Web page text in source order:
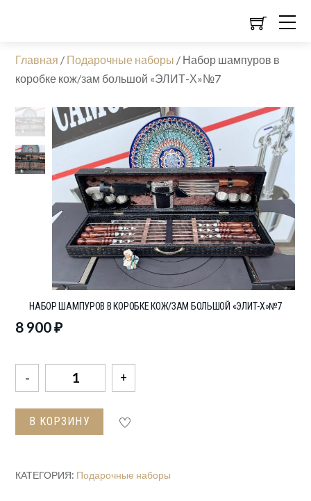
Главная / Подарочные наборы / Набор шампуров в
коробке кож/зам большой «ЭЛИТ-Х»№7
НАБОР ШАМПУРОВ В КОРОБКЕ КОЖ/ЗАМ БОЛЬШОЙ «ЭЛИТ-Х»№7
8 900₽
Количество
товара
Набор
шампуров
В КОРЗИНУ
КАТЕГОРИЯ: Подарочные наборы